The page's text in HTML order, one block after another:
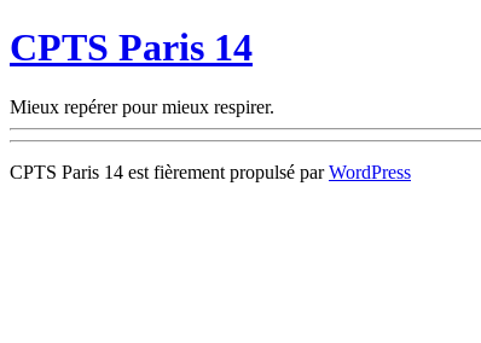
CPTS Paris 14
Mieux repérer pour mieux respirer.
CPTS Paris 14 est fièrement propulsé parWordPress